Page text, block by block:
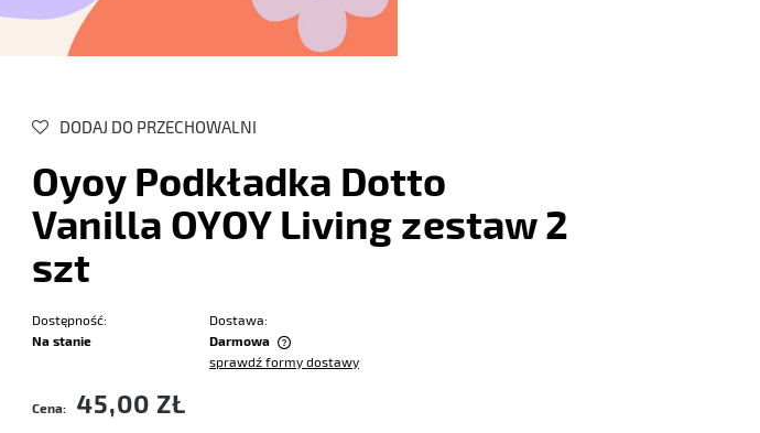
DODAJ DO PRZECHOWALNI
Oyoy Podkładka Dotto
Vanilla OYOY Living zestaw 2
szt
Dostępność:
Na stanie
Dostawa:
Darmowa
płatności
sprawdź formy dostawy
Cena: 45,00 ZŁ